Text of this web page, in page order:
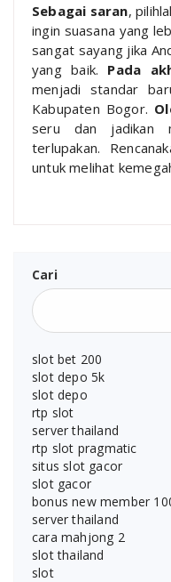
Sebagai saran,
ingin suasana yang
sangat sayang jika
yang baik. Pada
menjadi standar
Kabupaten Bogor.
seru dan jadikan
terlupakan.
untuk melihat
Cari
slot bet 200
slot depo 5k
slot depo
rtp slot
server thailand
rtp slot pragmatic
situs slot gacor
slot gacor
bonus new member
server thailand
cara mahjong 2
slot thailand
slot